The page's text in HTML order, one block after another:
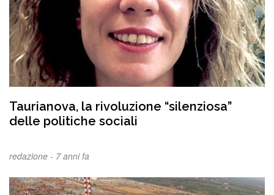
Taurianova, la rivoluzione “silenziosa”
delle politiche sociali
redazione - 7 anni fa